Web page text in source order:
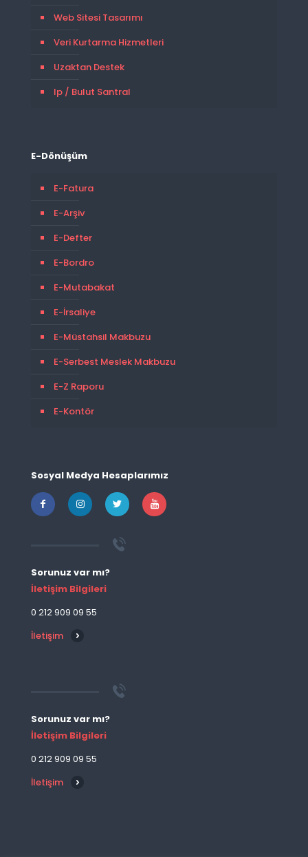
Web Sitesi Tasarımı
Veri Kurtarma Hizmetleri
Uzaktan Destek
Ip / Bulut Santral
E-Dönüşüm
E-Fatura
E-Arşiv
E-Defter
E-Bordro
E-Mutabakat
E-İrsaliye
E-Müstahsil Makbuzu
E-Serbest Meslek Makbuzu
E-Z Raporu
E-Kontör
Sosyal Medya Hesaplarımız
Sorunuz var mı?
İletişim Bilgileri
0 212 909 09 55
İletişim
Sorunuz var mı?
İletişim Bilgileri
0 212 909 09 55
İletişim